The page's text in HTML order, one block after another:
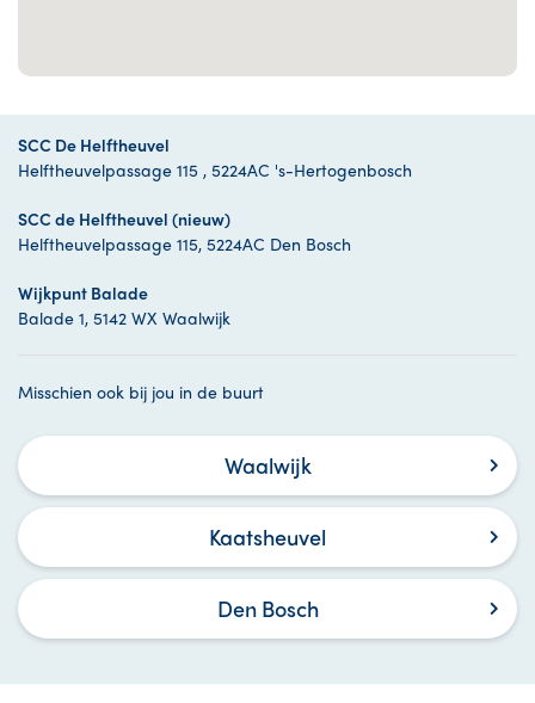
SCC De Helftheuvel
Helftheuvelpassage 115 , 5224AC 's-Hertogenbosch
SCC de Helftheuvel (nieuw)
Helftheuvelpassage 115, 5224AC Den Bosch
Wijkpunt Balade
Balade 1, 5142 WX Waalwijk
Misschien ook bij jou in de buurt
Waalwijk
Kaatsheuvel
Den Bosch